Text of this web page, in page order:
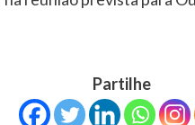
Partilhe